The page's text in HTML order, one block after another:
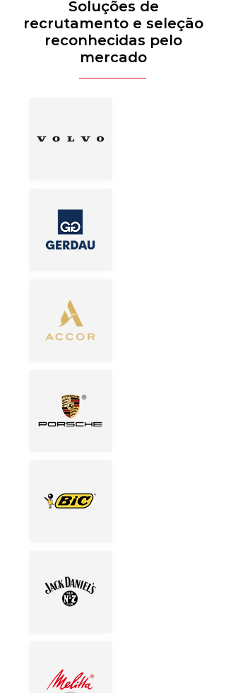
Soluções de
recrutamento e seleção
reconhecidas pelo
mercado